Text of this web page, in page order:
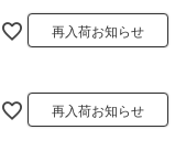
再入荷お知らせ
再入荷お知らせ